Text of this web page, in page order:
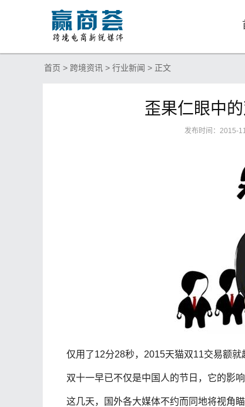
首页 > 跨境资讯 > 行业新闻 > 正文
歪果仁眼中
发布时间：2015-
仅用了12分28秒，2015天猫双11交易额就
双十一早已不仅是中国人的节日，它的影响
这几天，国外各大媒体不约而同地将视角